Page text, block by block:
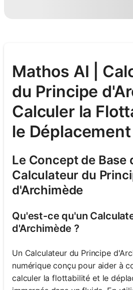
Mathos AI |
du Principe
Calculer la
le Déplacement
Le Concept de Base
Calculateur du
d'Archimède
Qu'est-ce qu'un
d'Archimède ?
Un Calculateur du Principe
numérique conçu pour aider à
calculer la flottabilité et le